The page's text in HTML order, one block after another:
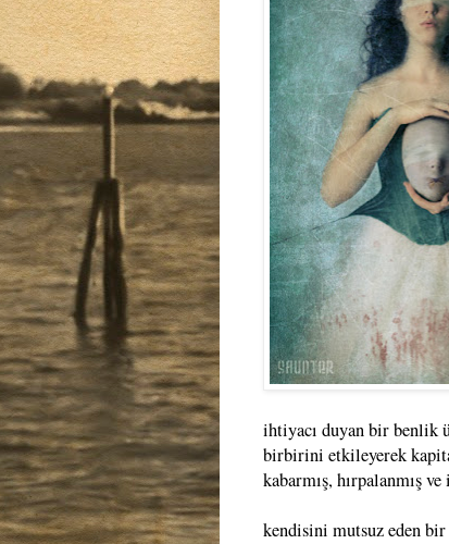
ihtiyacı duyan bir benlik
birbirini etkileyerek
kabarmış, hırpalanmış
kendisini mutsuz eden